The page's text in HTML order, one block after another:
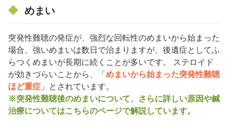
めまい
突発性難聴の発症が、強烈な回転性のめまいから始まった
場合、強いめまいは数日で治まりますが、後遺症としてふ
らつくめまいが長期に続くことが多いです。 ステロイド
が効きづらいことから、「 めまいから始まった突発性難聴
ほど重症 」とされています。
※突発性難聴後のめまいについて、さらに詳しい原因や鍼
治療についてはこちらのページで解説しています。